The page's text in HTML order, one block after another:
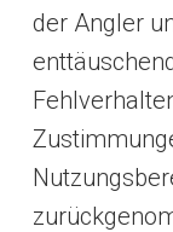
der Angler